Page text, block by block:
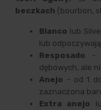
beczkach (bourbon,
Blanco lub
lub
Resposado -
dębowych, ale
Anejo - od 1
zaznaczona
Extra anejo